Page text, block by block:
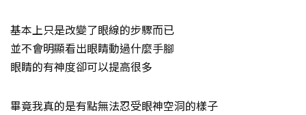
基本上只是改變了眼線的步驟而已
並不會明顯看出眼睛動過什麼手腳
眼睛的有神度卻可以提高很多
畢竟我真的是有點無法忍受眼神空洞的樣子